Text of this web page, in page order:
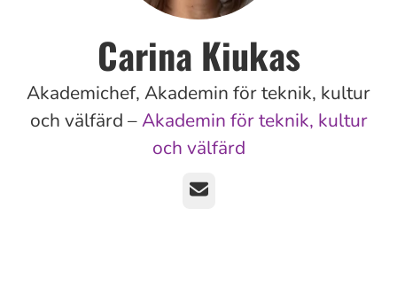
Carina Kiukas
Akademichef, Akademin för teknik, kultur
och välfärd –Akademin för teknik, kultur
och välfärd
E-post